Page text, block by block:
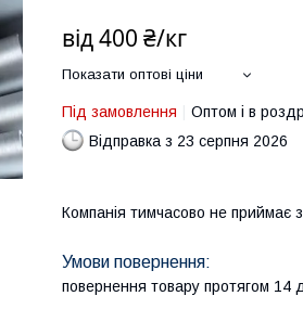
від400 ₴/кг
Показати оптові ціни
Під замовлення
Оптом і в
Відправка з 23 серпня 2026
Компанія тимчасово не приймає
повернення товару протягом 14